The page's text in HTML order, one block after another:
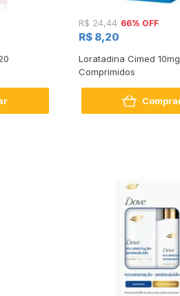
R$ 24,44 66% OFF
R$ 8,20
Loratadina Cimed 10mg
Comprimidos